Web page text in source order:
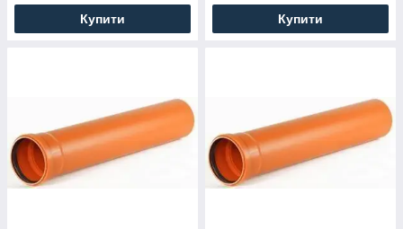
Купити Купити